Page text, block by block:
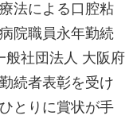
法による口腔粘
院職員永年勤続
般社団法人 大阪府
続者表彰を受け
とりに賞状が手